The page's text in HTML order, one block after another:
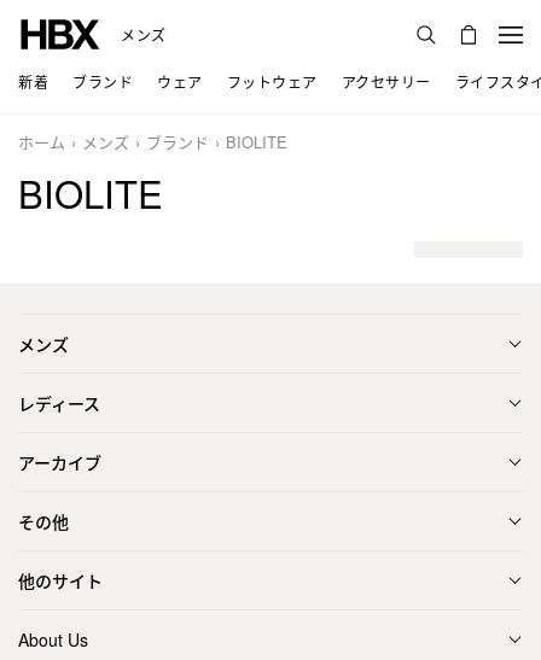
メンズ
新着 ブランド ウェア フットウェア アクセサリー ライフスタ
ホーム メンズ ブランド BIOLITE
BIOLITE
メンズ
レディース
アーカイブ
その他
他のサイト
About Us